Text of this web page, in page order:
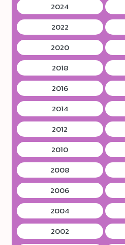
2024
2022
2020
2018
2016
2014
2012
2010
2008
2006
2004
2002